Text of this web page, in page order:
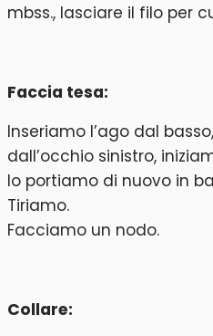
mbss., lasciare il filo per
Faccia tesa:
Inseriamo l’ago dal
dall’occhio sinistro,
lo portiamo di nuovo in
Tiriamo.
Facciamo un nodo.
Collare: